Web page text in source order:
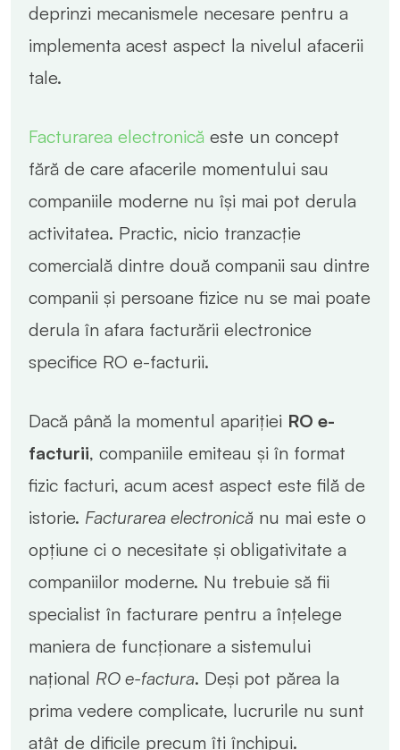
deprinzi mecanismele necesare pentru a
implementa acest aspect la nivelul afacerii
tale.
Facturarea electronică este un concept
fără de care afacerile momentului sau
companiile moderne nu își mai pot derula
activitatea. Practic, nicio tranzacție
comercială dintre două companii sau dintre
companii și persoane fizice nu se mai poate
derula în afara facturării electronice
specifice RO e-facturii.
Dacă până la momentul apariției RO e-
facturii, companiile emiteau și în format
fizic facturi, acum acest aspect este filă de
istorie. Facturarea electronică nu mai este o
opțiune ci o necesitate și obligativitate a
companiilor moderne. Nu trebuie să fii
specialist în facturare pentru a înțelege
maniera de funcționare a sistemului
național RO e-factura. Deși pot părea la
prima vedere complicate, lucrurile nu sunt
atât de dificile precum îți închipui.